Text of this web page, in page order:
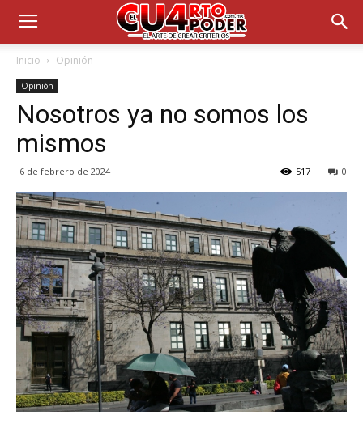
Inicio Opinión
Opinión
Nosotros ya no somos los
mismos
6 de febrero de 2024 0
517